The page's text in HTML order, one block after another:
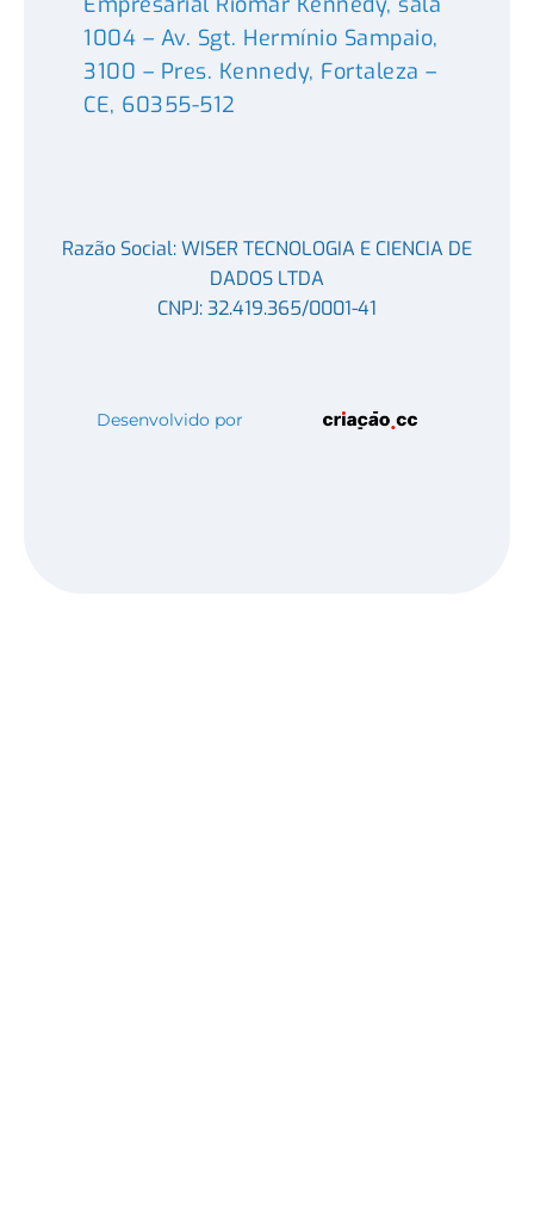
1004 – Av. Sgt. Hermínio Sampaio,
3100 – Pres. Kennedy, Fortaleza –
CE, 60355-512
Razão Social: WISER TECNOLOGIA E CIENCIA DE
DADOS LTDA
CNPJ: 32.419.365/0001-41
Desenvolvido por